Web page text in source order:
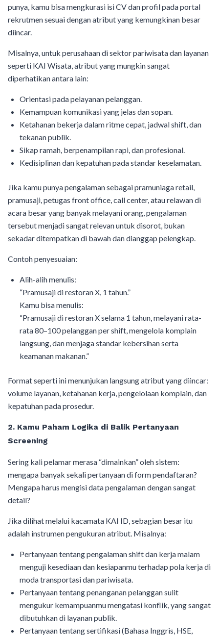
punya, kamu bisa mengkurasi isi CV dan profil pada portal
rekrutmen sesuai dengan atribut yang kemungkinan besar
diincar.
Misalnya, untuk perusahaan di sektor pariwisata dan layanan
seperti KAI Wisata, atribut yang mungkin sangat
diperhatikan antara lain:
Orientasi pada pelayanan pelanggan.
Kemampuan komunikasi yang jelas dan sopan.
Ketahanan bekerja dalam ritme cepat, jadwal shift, dan
tekanan publik.
Sikap ramah, berpenampilan rapi, dan profesional.
Kedisiplinan dan kepatuhan pada standar keselamatan.
Jika kamu punya pengalaman sebagai pramuniaga retail,
pramusaji, petugas front office, call center, atau relawan di
acara besar yang banyak melayani orang, pengalaman
tersebut menjadi sangat relevan untuk disorot, bukan
sekadar ditempatkan di bawah dan dianggap pelengkap.
Contoh penyesuaian:
Alih-alih menulis:
“Pramusaji di restoran X, 1 tahun.”
Kamu bisa menulis:
“Pramusaji di restoran X selama 1 tahun, melayani rata-
rata 80–100 pelanggan per shift, mengelola komplain
langsung, dan menjaga standar kebersihan serta
keamanan makanan.”
Format seperti ini menunjukan langsung atribut yang diincar:
volume layanan, ketahanan kerja, pengelolaan komplain, dan
kepatuhan pada prosedur.
2. Kamu Paham Logika di Balik Pertanyaan
Screening
Sering kali pelamar merasa “dimainkan” oleh sistem:
mengapa banyak sekali pertanyaan di form pendaftaran?
Mengapa harus mengisi data pengalaman dengan sangat
detail?
Jika dilihat melalui kacamata KAI ID, sebagian besar itu
adalah instrumen pengukuran atribut. Misalnya:
Pertanyaan tentang pengalaman shift dan kerja malam
menguji kesediaan dan kesiapanmu terhadap pola kerja di
moda transportasi dan pariwisata.
Pertanyaan tentang penanganan pelanggan sulit
mengukur kemampuanmu mengatasi konflik, yang sangat
dibutuhkan di layanan publik.
Pertanyaan tentang sertifikasi (Bahasa Inggris, HSE,